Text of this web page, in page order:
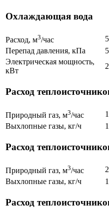
Охлаждающая вода
Расход, м3/час
Перепад давления, кПа
Электрическая мощность,
кВт
Расход
Природный газ, м3/час
Выхлопные газы, кг/ч
Расход
Природный газ, м3/час
Выхлопные газы, кг/ч
Расход